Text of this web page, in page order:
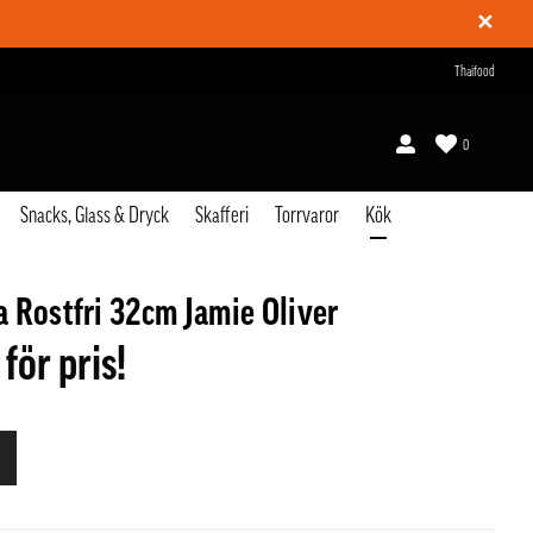
✕
Thaifood
0
Snacks, Glass & Dryck Skafferi Torrvaror Kök
Rostfri 32cm Jamie Oliver
för pris!